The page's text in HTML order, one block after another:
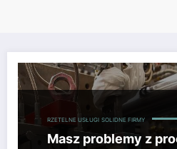
Masz problemy z procesem
RZETELNE USŁUGI SOLIDNE FIRMY
Masz problemy z